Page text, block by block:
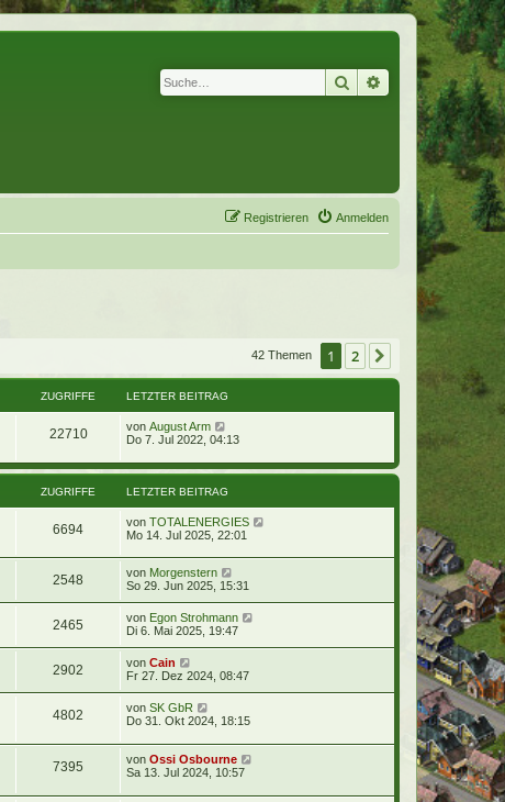
Suche Erweiterte Suche
Anmelden
Registrieren
42 Themen 1 2 Nächste
ZUGRIFFE LETZTER BEITRAG
22710 von August Arm
Do 7. Jul 2022, 04:13
ZUGRIFFE LETZTER BEITRAG
6694 von TOTALENERGIES
Mo 14. Jul 2025, 22:01
2548 von Morgenstern
So 29. Jun 2025, 15:31
2465 von Egon Strohmann
Di 6. Mai 2025, 19:47
2902 von Cain
Fr 27. Dez 2024, 08:47
4802 von SK GbR
Do 31. Okt 2024, 18:15
7395 von Ossi Osbourne
Sa 13. Jul 2024, 10:57